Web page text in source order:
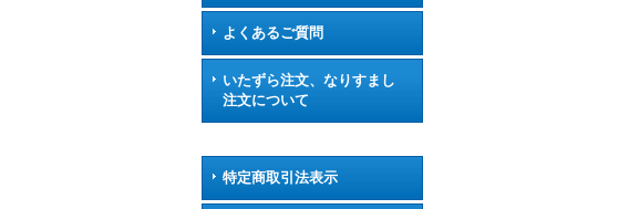
よくあるご質問
いたずら注文、なりすまし
注文について
特定商取引法表示